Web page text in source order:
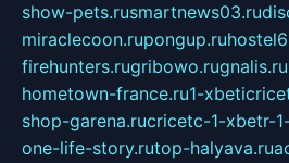
show-pets.rusmartnews03.ru
miraclecoon.rupongup.ru
firehunters.rugribowo.rugnalis.ru
hometown-france.ru1-
shop-garena.rucricetc-1-xbetr-
one-life-story.rutop-halyava.ru